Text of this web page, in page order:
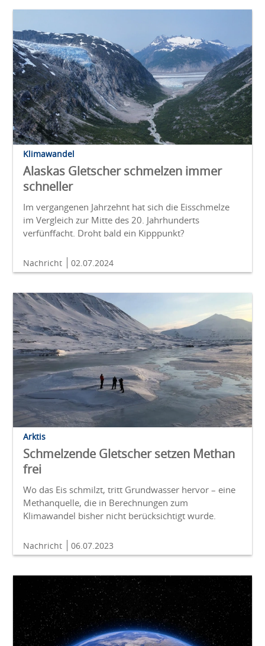
Klimawandel
Alaskas Gletscher schmelzen immer
schneller
Im vergangenen Jahrzehnt hat sich die Eisschmelze
im Vergleich zur Mitte des 20. Jahrhunderts
verfünffacht. Droht bald ein Kipppunkt?
Nachricht 02.07.2024
Arktis
Schmelzende Gletscher setzen Methan
frei
Wo das Eis schmilzt, tritt Grundwasser hervor – eine
Methanquelle, die in Berechnungen zum
Klimawandel bisher nicht berücksichtigt wurde.
Nachricht 06.07.2023